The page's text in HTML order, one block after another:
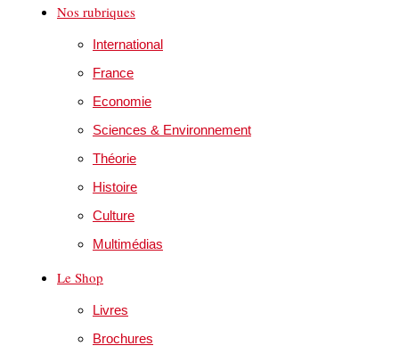
Nos rubriques
International
France
Economie
Sciences & Environnement
Théorie
Histoire
Culture
Multimédias
Le Shop
Livres
Brochures